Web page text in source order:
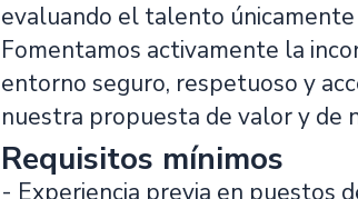
evaluando el talento únicamente
Fomentamos activamente la
entorno seguro, respetuoso y
nuestra propuesta de valor y de
Requisitos mínimos
- Experiencia previa en puestos